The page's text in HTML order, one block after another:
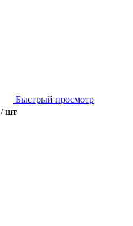
Быстрый просмотр
/ шт